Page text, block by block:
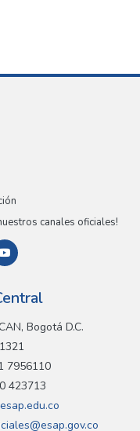
canales oficiales!
Bogotá D.C.
7956110
423713